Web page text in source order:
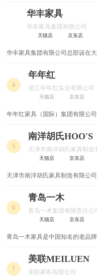
人体工学椅
高背椅
中式书桌
骨灰盒
中式实木床
儿童实木床
儿童餐椅
韩式家具
全铝家具
内外，是中国实木家具行业的领
华丰家具
华丰家具集团有限公司
天猫店 京东店
华丰家具集团有限公司总部设在
公司把“创造华丰产品”做为发展
企业精神，以市场为导向，以质
科技创新，坚持诚实守信。
4
年年红
浙江年年红实业有限公司
天猫店 京东店
年年红家具（国际）集团有限公
标准主要起草单位，中国最大的
5
南洋胡氏HOO'S
天津市南洋胡氏家具制造
天猫店 京东店
天津市南洋胡氏家具制造有限公
木家具。
6
青岛一木
青岛一木集团有限责任公
天猫店 京东店
青岛一木家具是中国知名的老品
7
美联MEILUEN
美联家私有限公司